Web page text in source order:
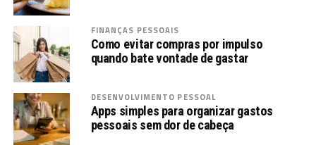
FINANÇAS PESSOAIS
Como evitar compras por impulso
quando bate vontade de gastar
DESENVOLVIMENTO PESSOAL
Apps simples para organizar gastos
pessoais sem dor de cabeça